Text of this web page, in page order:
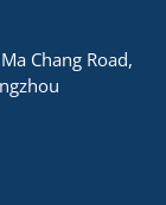
Chang Road,